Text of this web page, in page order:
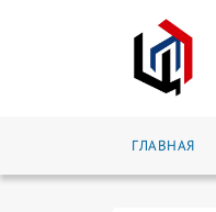
ГЛАВНАЯ